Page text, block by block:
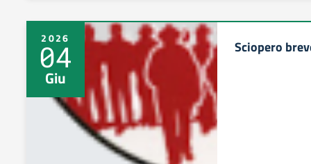
2026
04
Giu
Sciopero